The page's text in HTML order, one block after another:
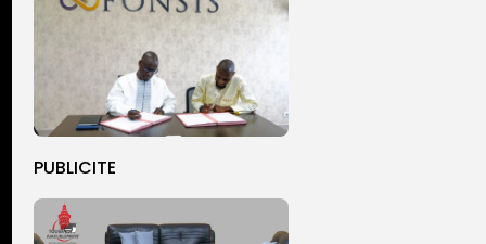
PUBLICITE